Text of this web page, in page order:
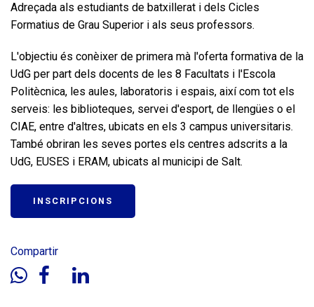
FAQS
EXTRANET ECONÒMICA
facebook
youtubeinstagram
linkedin
ca es
Adreçada als estudiants de batxillerat i dels Cicles
Formatius de Grau Superior i als seus professors.
L'objectiu és conèixer de primera mà l'oferta formativa de la
UdG per part dels docents de les 8 Facultats i l'Escola
Politècnica, les aules, laboratoris i espais, així com tot els
serveis: les biblioteques, servei d'esport, de llengües o el
CIAE, entre d'altres, ubicats en els 3 campus universitaris.
També obriran les seves portes els centres adscrits a la
UdG, EUSES i ERAM, ubicats al municipi de Salt.
INSCRIPCIONS
Compartir